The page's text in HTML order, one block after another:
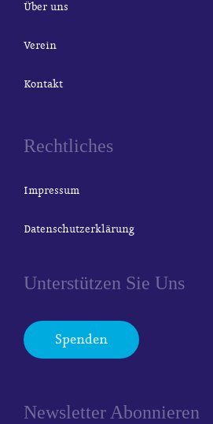
Über uns
Verein
Kontakt
Rechtliches
Impressum
Datenschutzerklärung
Unterstützen Sie Uns
Spenden
Newsletter Abonnieren